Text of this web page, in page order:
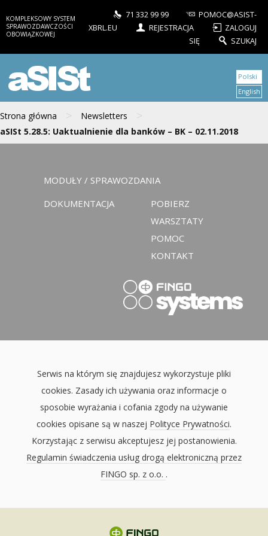
KOMPLEKSOWY SYSTEM
SPRAWOZDAWCZOŚCI
OBOWIĄZKOWEJ
71 332 99 99
POMOC@ASIST-
XBRL.EU
REJESTRACJA
ZALOGUJ
SIĘ
SZUKAJ
aSISt
Strona główna > Newsletters >
aSISt 5.28.5: Uaktualnienie dla banków – BK – 02.11.2018
Polski
English
MODUŁY / SPRAWOZDANIA
DOKUMENTACJA
POBIERZ
WARSZTATY
POMOC
KONTAKT
Serwis na którym się znajdujesz wykorzystuje pliki
cookies. Zasady ich używania oraz informacje o
sposobie wyrażania i cofania zgody na używanie
cookies opisane są w naszej Polityce Prywatności.
Korzystając z serwisu akceptujesz jej postanowienia.
Regulamin świadczenia usług drogą elektroniczną przez
FINGO sp. z o.o. .